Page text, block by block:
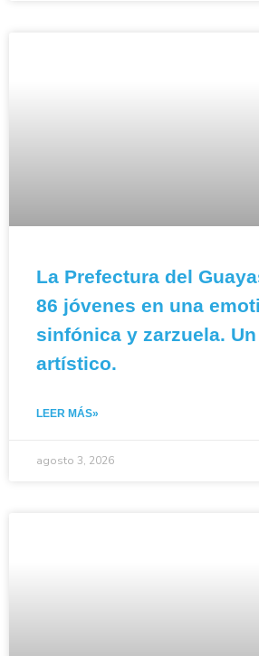
La Prefectura del
86 jóvenes en una
sinfónica y zarzuela.
artístico.
LEER MÁS»
agosto 3, 2026